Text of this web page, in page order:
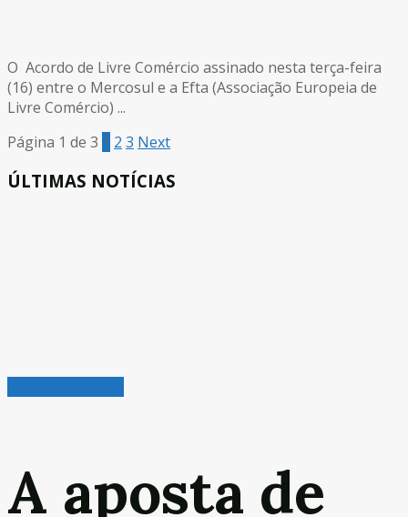
O Acordo de Livre Comércio assinado nesta terça-feira
(16) entre o Mercosul e a Efta (Associação Europeia de
Livre Comércio) ...
Página 1 de 3 1 2 3 Next
ÚLTIMAS NOTÍCIAS
A aposta de